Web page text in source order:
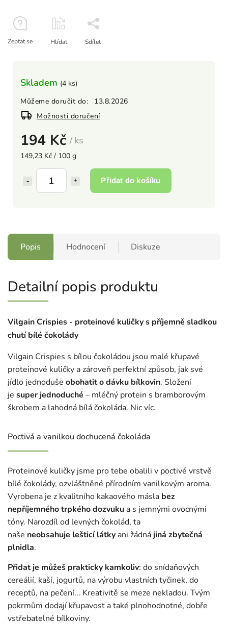
194 Kč / ks
149,23 Kč / 100 g
Přidat do košíku
Skladem (4 ks)
Můžeme doručit do:
13.8.2026
Možnosti doručení
Zeptat se Hlídat Sdílet
Popis Hodnocení Diskuze
Detailní popis produktu
Vilgain Crispies - proteinové kuličky s příjemně sladkou
chutí bílé čokolády
Vilgain Crispies s bílou čokoládou jsou malé křupavé
proteinové kuličky a zároveň perfektní způsob, jak své
jídlo jednoduše obohatit o dávku bílkovin. Složení
je super jednoduché – mléčný protein s bramborovým
škrobem a lahodná bílá čokoláda. Nic víc.
Poctivá a vanilkou dochucená čokoláda
Proteinové kuličky jsme pro tebe obalili v poctivé vrstvě
bílé čokolády, ozvláštněné přírodním vanilkovým aroma.
Vyrobena je z kvalitního kakaového másla bez
nepříjemného trpkého dozvuku a s jemnými ovocnými
tóny. Narozdíl od levných čokolád, ta
naše neobsahuje lešticí látky ani žádná jiná zbytečná
plnidla.
Přidat je můžeš prakticky kamkoliv: do snídaňových
cereálií, kaší, jogurtů, na výrobu vlastních tyčinek, do
receptů, na pečení... Kreativitě se meze nekladou. Tvým
pokrmům dodají křupavost a také plnohodnotné, dobře
vstřebatelné bílkoviny.